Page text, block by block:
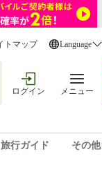
トマップ Language
ログイン メニュー
旅行ガイド その他